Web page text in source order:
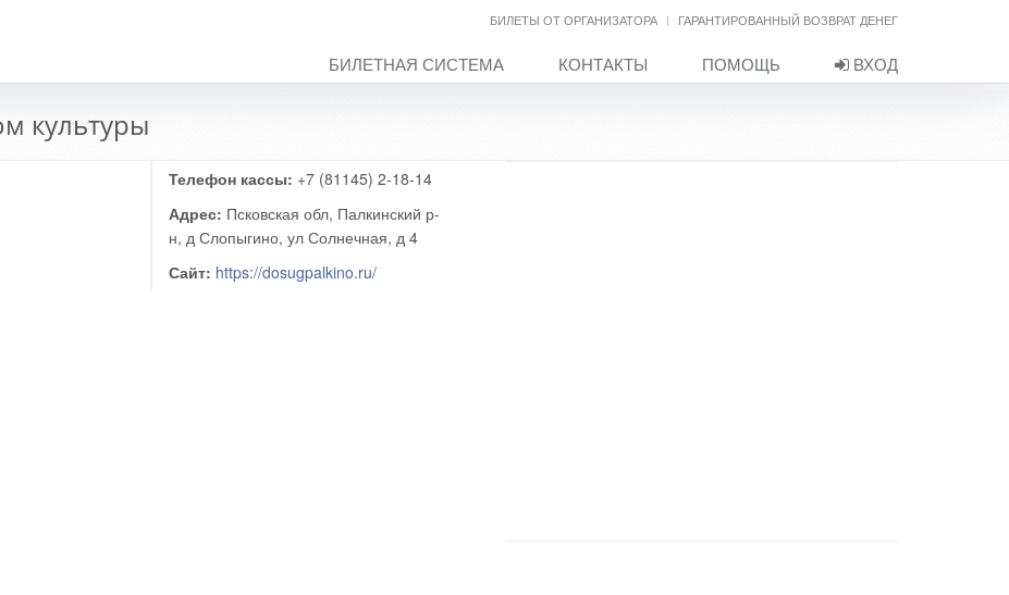
БИЛЕТЫ ОТ ОРГАНИЗАТОРА ГАРАНТИРОВАННЫЙ ВОЗВРАТ ДЕНЕГ
БИЛЕТНАЯ СИСТЕМА КОНТАКТЫ ПОМОЩЬ ВХОД
культуры
Телефон кассы: +7 (81145) 2-18-14
Адрес: Псковская обл, Палкинский р-
н, д Слопыгино, ул Солнечная, д 4
Сайт: https://dosugpalkino.ru/